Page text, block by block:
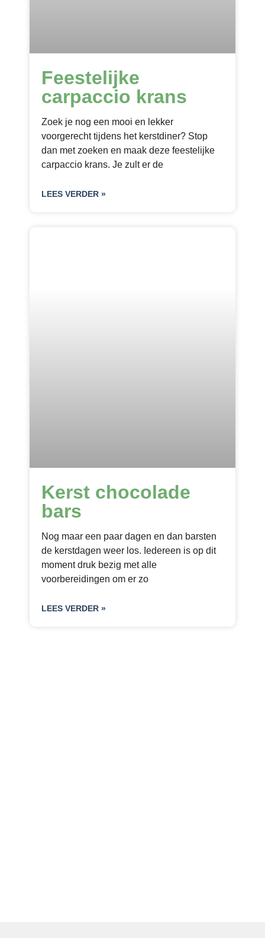
Feestelijke
carpaccio krans
Zoek je nog een mooi en lekker
voorgerecht tijdens het kerstdiner? Stop
dan met zoeken en maak deze feestelijke
carpaccio krans. Je zult er de
LEES VERDER »
Kerst chocolade
bars
Nog maar een paar dagen en dan barsten
de kerstdagen weer los. Iedereen is op dit
moment druk bezig met alle
voorbereidingen om er zo
LEES VERDER »